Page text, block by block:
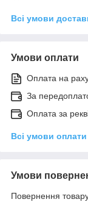
Всі умови
Умови оплати
Оплата на
За
Оплата за
Всі умови оплати
Умови
Повернення